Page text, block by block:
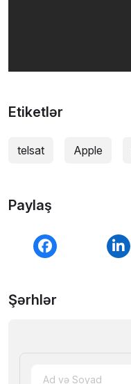
Etiketlər
telsat Apple
Paylaş
Şərhlər